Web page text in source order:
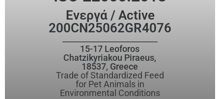
Ενεργά / Active
200CN25062GR4076
15-17 Leoforos
Chatzikyriakou Piraeus,
18537, Greece
Trade of Standardized Feed
for Pet Animals in
Environmental Conditions